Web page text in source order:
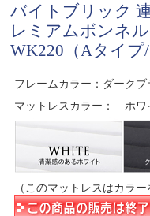
バイトブリック
レミアムボンネ
WK220（Aタイプ/
フレームカラー：ダークブ
マットレスカラー： ホワ
（このマットレスはカラ